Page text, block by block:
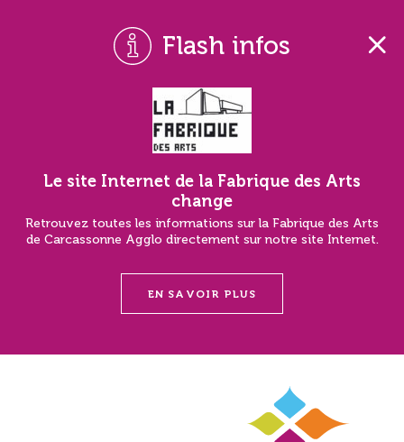
Flash infos
Le site Internet de la Fabrique des Arts
change
Retrouvez toutes les informations sur la Fabrique des Arts
de Carcassonne Agglo directement sur notre site Internet.
EN SAVOIR PLUS